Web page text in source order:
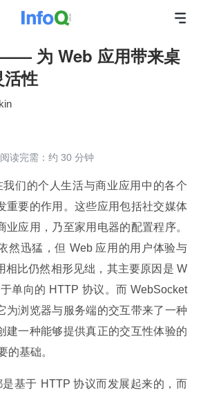
为 Web 应用带来桌
活性
阅读完需：约 30 分钟
我们的个人生活与商业应用中的各个
重要的作用。这些应用包括社交媒体
业应用，乃至家用电器的配置程序。
然迅猛，但 Web 应用的用户体验与
相比仍然相形见绌，其主要原因是 W
单向的 HTTP 协议。而 WebSocket
为浏览器与服务端的交互带来了一种
建一种能够提供真正的交互性体验的
的基础。
基于 HTTP 协议而发展起来的，而